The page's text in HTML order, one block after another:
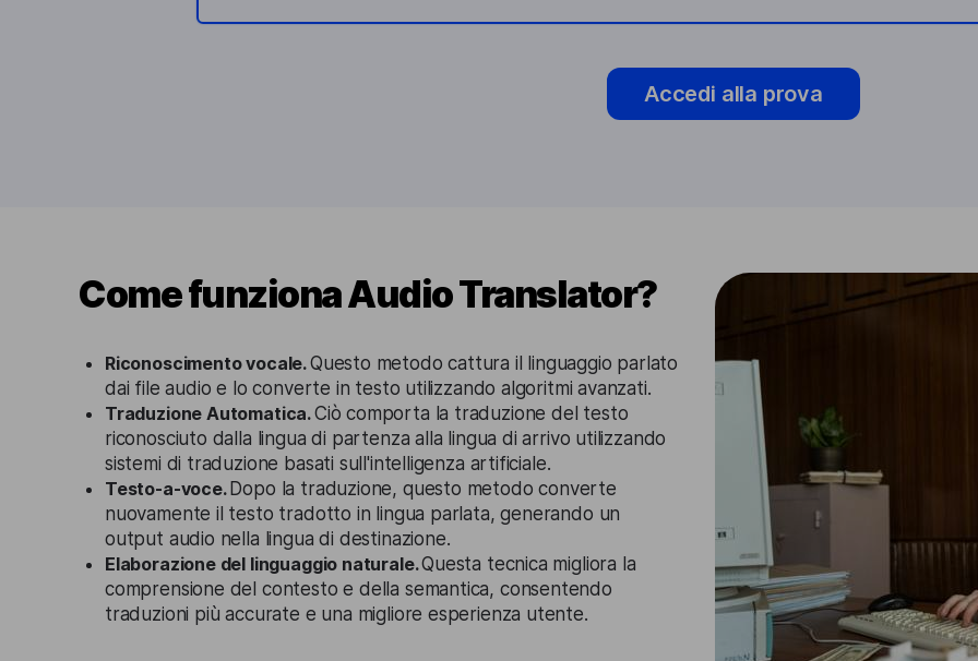
Accedi alla prova
Come funziona Audio Translator?
Riconoscimento vocale.Questo metodo cattura il linguaggio parlato
dai file audio e lo converte in testo utilizzando algoritmi avanzati.
Traduzione Automatica.Ciò comporta la traduzione del testo
riconosciuto dalla lingua di partenza alla lingua di arrivo utilizzando
sistemi di traduzione basati sull'intelligenza artificiale.
Testo-a-voce. Dopo la traduzione, questo metodo converte
nuovamente il testo tradotto in lingua parlata, generando un
output audio nella lingua di destinazione.
Elaborazione del linguaggio naturale.Questa tecnica migliora la
comprensione del contesto e della semantica, consentendo
traduzioni più accurate e una migliore esperienza utente.